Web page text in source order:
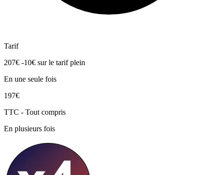
Tarif
207€ -10€ sur le tarif plein
En une seule fois
197€
TTC - Tout compris
En plusieurs fois